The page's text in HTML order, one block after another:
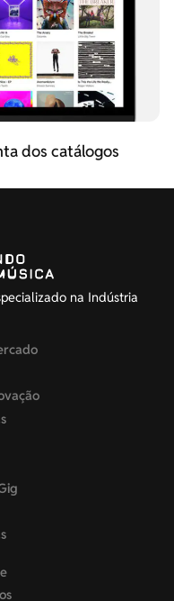
dos catálogos
na Indústria